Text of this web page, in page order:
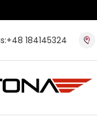
+48 184145324